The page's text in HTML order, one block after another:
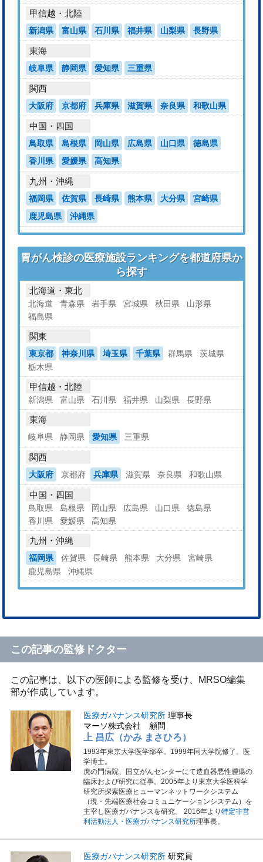
甲信越・北陸
新潟県 富山県 石川県 福井県 山梨県 長野県
東海
岐阜県 静岡県 愛知県 三重県
関西
大阪府 京都府 兵庫県 滋賀県 奈良県 和歌山県
中国・四国
鳥取県 島根県 岡山県 広島県 山口県
徳島県
香川県
愛媛県 高知県
九州・沖縄
福岡県 佐賀県 長崎県 熊本県 大分県
宮崎県
鹿児島県
沖縄県
胃がん検診の医療施設ランキングを都道府県か
ら探す
北海道・東北
北海道 青森県 岩手県 宮城県 秋田県
山形県
福島県
関東
東京都 神奈川県 埼玉県 千葉県 群馬県
茨城県
栃木県
甲信越・北陸
新潟県 富山県 石川県 福井県 山梨県 長野県
東海
岐阜県 静岡県 愛知県 三重県
関西
大阪府 京都府 兵庫県 滋賀県 奈良県 和歌山県
中国・四国
鳥取県 島根県 岡山県 広島県 山口県
徳島県
香川県
愛媛県 高知県
九州・沖縄
福岡県 佐賀県 長崎県 熊本県 大分県
宮崎県
鹿児島県
沖縄県
この記事の監修ドクター
この記事は、以下の医師による監修を受け、MRSO編集
部が作成しています。
医療ガバナンス研究所理事長
マーソ株式会社 顧問
上 昌広（かみ まさひろ）
1993年東京大学医学部卒。1999年同大学院修了。医
学博士。
虎の門病院、国立がんセンターにて造血器悪性腫瘍の
臨床および研究に従事。2005年より東京大学医科学
研究所探索医療ヒューマンネットワークシステム
（現・先端医療社会コミュニケーションシステム）を
主宰し医療ガバナンスを研究。 2016年より 特定非営
利活動法人・医療ガバナンス研究所理事長。
医療ガバナンス研究所研究員